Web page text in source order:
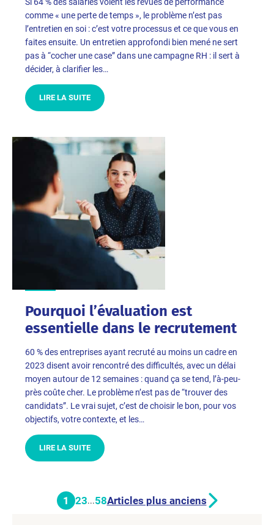
comme « une perte de temps », le problème n’est pas
l’entretien en soi : c’est votre processus et ce que vous en
faites ensuite. Un entretien approfondi bien mené ne sert
pas à “cocher une case” dans une campagne RH : il sert à
décider, à clarifier les…
LIRE LA SUITE
Pourquoi l’évaluation est
essentielle dans le recrutement
60 % des entreprises ayant recruté au moins un cadre en
2023 disent avoir rencontré des difficultés, avec un délai
moyen autour de 12 semaines : quand ça se tend, l’à-peu-
près coûte cher. Le problème n’est pas de “trouver des
candidats”. Le vrai sujet, c’est de choisir le bon, pour vos
objectifs, votre contexte, et les…
LIRE LA SUITE
1 23...58Articles plus anciens